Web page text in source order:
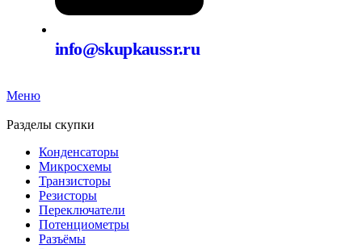
info@skupkaussr.ru
Меню
Разделы скупки
Конденсаторы
Микросхемы
Транзисторы
Резисторы
Переключатели
Потенциометры
Разъёмы